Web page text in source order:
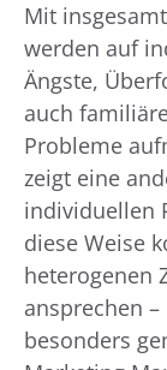
Mit
werden auf
Ängste,
auch
Probleme
zeigt eine
individuellen
diese Weise
heterogenen
ansprechen
besonders